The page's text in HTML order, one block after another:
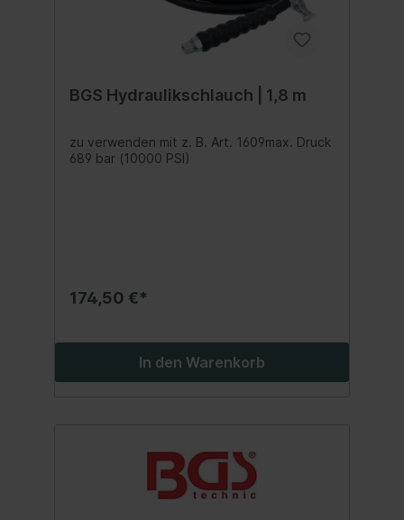
BGS Hydraulikschlauch | 1,8 m
zu verwenden mit z. B. Art. 1609max. Druck
689 bar (10000 PSI)
174,50 €*
In den Warenkorb